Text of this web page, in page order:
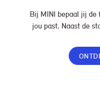
Bij MINI bepaal jij
jou past. Naast de
lease nog meer